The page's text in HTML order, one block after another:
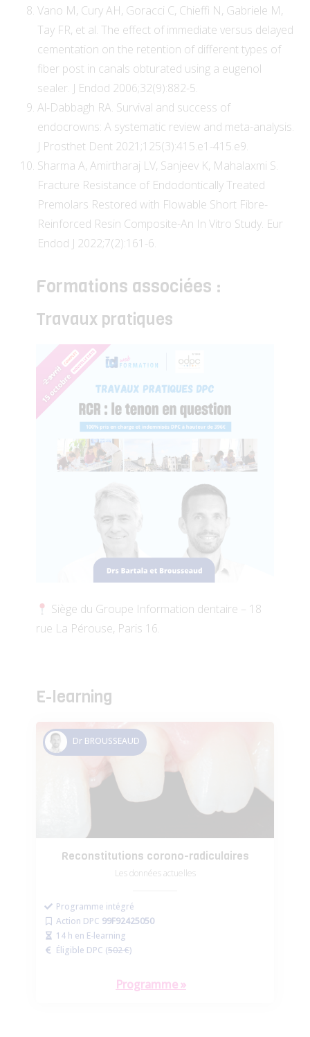
Vano M, Cury AH, Goracci C, Chieffi N, Gabriele M,
Tay FR, et al. The effect of immediate versus delayed
cementation on the retention of different types of
fiber post in canals obturated using a eugenol
sealer. J Endod 2006;32(9):882-5.
Al-Dabbagh RA. Survival and success of
endocrowns: A systematic review and meta-analysis.
J Prosthet Dent 2021;125(3):415.e1-415.e9.
Sharma A, Amirtharaj LV, Sanjeev K, Mahalaxmi S.
Fracture Resistance of Endodontically Treated
Premolars Restored with Flowable Short Fibre-
Reinforced Resin Composite-An In Vitro Study. Eur
Endod J 2022;7(2):161-6.
Formations associées :
Travaux pratiques
Siège du Groupe Information dentaire – 18
rue La Pérouse, Paris 16.
E-learning
Dr BROUSSEAUD
Reconstitutions corono-radiculaires
Les données actuelles
Programme intégré
Action DPC 99F92425050
14 h en E-learning
Éligible DPC (502 €)
Programme »